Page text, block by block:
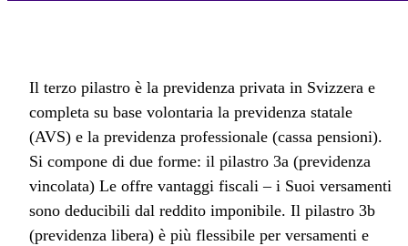
Il terzo pilastro è la previdenza privata in Svizzera e
completa su base volontaria la previdenza statale
(AVS) e la previdenza professionale (cassa pensioni).
Si compone di due forme: il pilastro 3a (previdenza
vincolata) Le offre vantaggi fiscali – i Suoi versamenti
sono deducibili dal reddito imponibile. Il pilastro 3b
(previdenza libera) è più flessibile per versamenti e